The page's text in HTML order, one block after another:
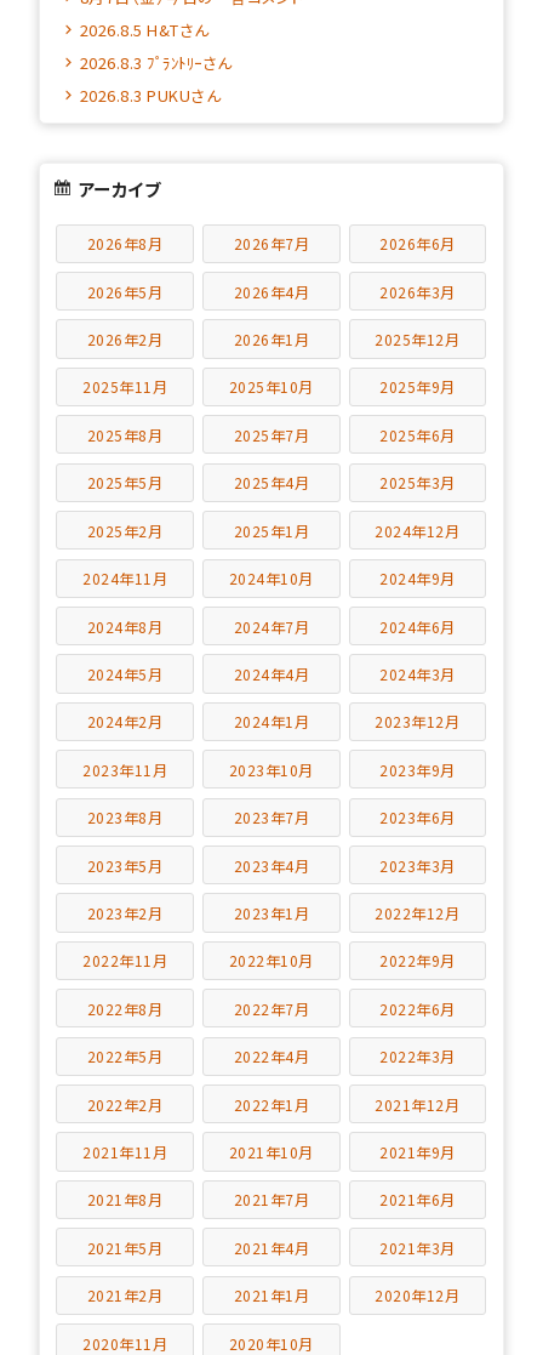
2026.8.5 H&Tさん
2026.8.3 ﾌﾟﾗﾝﾄﾘｰさん
2026.8.3 PUKUさん
アーカイブ
2026年8月 2026年7月 2026年6月
2026年5月 2026年4月 2026年3月
2026年2月 2026年1月 2025年12月
2025年11月 2025年10月 2025年9月
2025年8月 2025年7月 2025年6月
2025年5月 2025年4月 2025年3月
2025年2月 2025年1月 2024年12月
2024年11月 2024年10月 2024年9月
2024年8月 2024年7月 2024年6月
2024年5月 2024年4月 2024年3月
2024年2月 2024年1月 2023年12月
2023年11月 2023年10月 2023年9月
2023年8月 2023年7月 2023年6月
2023年5月 2023年4月 2023年3月
2023年2月 2023年1月 2022年12月
2022年11月 2022年10月 2022年9月
2022年8月 2022年7月 2022年6月
2022年5月 2022年4月 2022年3月
2022年2月 2022年1月 2021年12月
2021年11月 2021年10月 2021年9月
2021年8月 2021年7月 2021年6月
2021年5月 2021年4月 2021年3月
2021年2月 2021年1月 2020年12月
2020年11月 2020年10月